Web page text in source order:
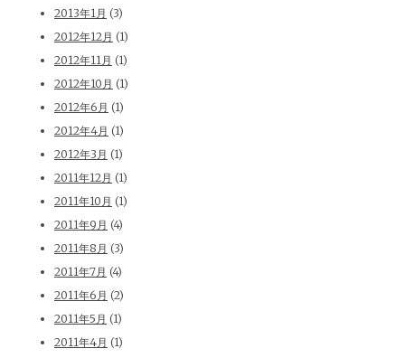
2013年1月 (3)
2012年12月 (1)
2012年11月 (1)
2012年10月 (1)
2012年6月 (1)
2012年4月 (1)
2012年3月 (1)
2011年12月 (1)
2011年10月 (1)
2011年9月 (4)
2011年8月 (3)
2011年7月 (4)
2011年6月 (2)
2011年5月 (1)
2011年4月 (1)